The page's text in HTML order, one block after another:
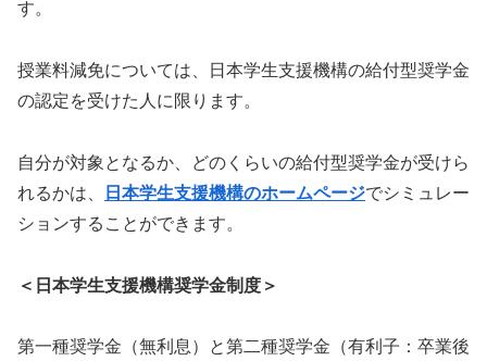
す。
授業料減免については、日本学生支援機構の給付型奨学金
の認定を受けた人に限ります。
自分が対象となるか、どのくらいの給付型奨学金が受けら
れるかは、
日本学生支援機構のホームページでシミュレー
ションすることができます。
＜日本学生支援機構奨学金制度＞
第一種奨学金（無利息）と第二種奨学金（有利子：卒業後